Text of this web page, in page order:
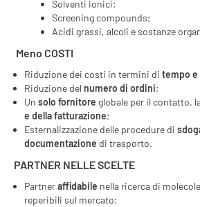
Solventi ionici;
Screening compounds;
Acidi grassi, alcoli e sostanze
Meno COSTI
Riduzione dei costi in termini di tempo
Riduzione del numero di ordini;
Un solo fornitore globale per il contatto,
e della fatturazione;
Esternalizzazione delle procedure di
documentazione di trasporto.
PARTNER NELLE SCELTE
Partneraffidabile nella ricerca di
reperibili sul mercato;